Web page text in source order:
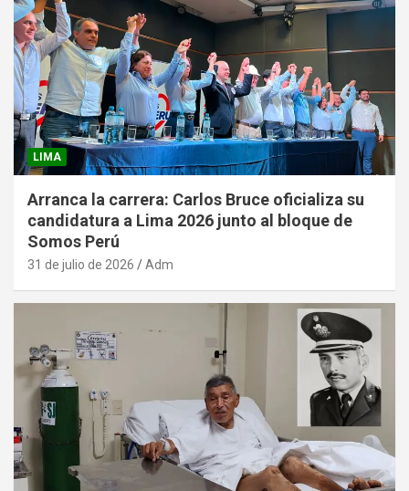
LIMA
Arranca la carrera: Carlos Bruce oficializa su
candidatura a Lima 2026 junto al bloque de
Somos Perú
31 de julio de 2026 Adm